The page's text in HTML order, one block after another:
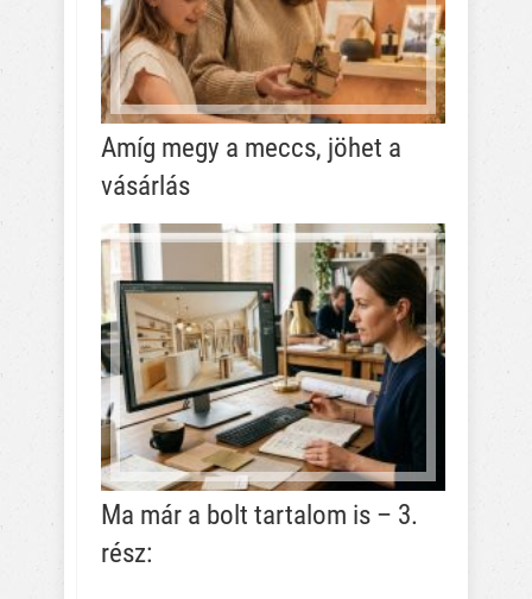
Amíg megy a meccs, jöhet a
vásárlás
Ma már a bolt tartalom is – 3.
rész: